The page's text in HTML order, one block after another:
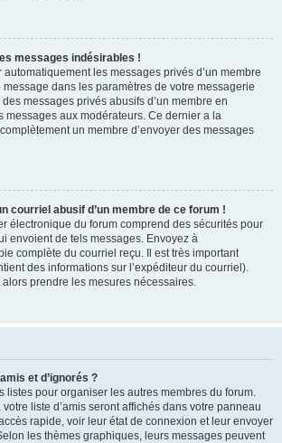
messages indésirables !
les messages privés d’un membre
dans les paramètres de votre messagerie
messages privés abusifs d’un membre en
messages aux modérateurs. Ce dernier a la
un membre d’envoyer des messages
courriel abusif d’un membre de ce forum !
électronique du forum comprend des sécurités pour
envoient de tels messages. Envoyez à
complète du courriel reçu. Il est très important
des informations sur l’expéditeur du courriel).
alors prendre les mesures nécessaires.
et d’ignorés ?
listes pour organiser les autres membres du forum.
liste d’amis seront affichés dans votre panneau
rapide, voir leur état de connexion et leur envoyer
les thèmes graphiques, leurs messages peuvent